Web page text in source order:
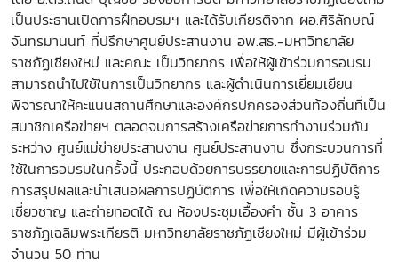
เป็นประธานเปิดการฝึกอบรมฯ และได้รับเกียรติจาก ผอ.ศิริลักษณ์
จันทรมานนท์ ที่ปรึกษาศูนย์ประสานงาน อพ.สธ.-มหาวิทยาลัย
ราชภัฏเชียงใหม่ และคณะ เป็นวิทยากร เพื่อให้ผู้เข้าร่วมการอบรม
สามารถนำไปใช้ในการเป็นวิทยากร และผู้ดำเนินการเยี่ยมเยียน
พิจารณาให้คะแนนสถานศึกษาและองค์กรปกครองส่วนท้องถิ่นที่เป็น
สมาชิกเครือข่ายฯ ตลอดจนการสร้างเครือข่ายการทำงานร่วมกัน
ระหว่าง ศูนย์แม่ข่ายประสานงาน ศูนย์ประสานงาน ซึ่งกระบวนการที่
ใช้ในการอบรมในครั้งนี้ ประกอบด้วยการบรรยายและการปฏิบัติการ
การสรุปผลและนำเสนอผลการปฏิบัติการ เพื่อให้เกิดความรอบรู้
เชี่ยวชาญ และถ่ายทอดได้ ณ ห้องประชุมเอื้องคำ ชั้น 3 อาคาร
ราชภัฏเฉลิมพระเกียรติ มหาวิทยาลัยราชภัฏเชียงใหม่ มีผู้เข้าร่วม
จำนวน 50 ท่าน